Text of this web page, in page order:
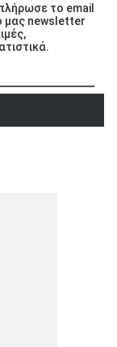
το email
μας newsletter